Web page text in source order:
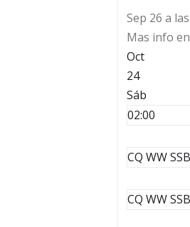
Sep 26 a
Mas info
Oct
24
Sáb
02:00
CQ WW
CQ WW